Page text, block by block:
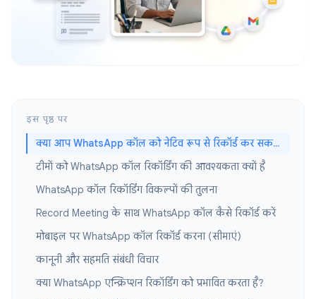
इस पृष्ठ पर
क्या आप WhatsApp कॉल को नेटिव रूप से रिकॉर्ड कर सकते हैं?
टीमों को WhatsApp कॉल रिकॉर्डिंग की आवश्यकता क्यों है
WhatsApp कॉल रिकॉर्डिंग विकल्पों की तुलना
Record Meeting के साथ WhatsApp कॉल कैसे रिकॉर्ड करें
मोबाइल पर WhatsApp कॉल रिकॉर्ड करना (सीमाएं)
कानूनी और सहमति संबंधी विचार
क्या WhatsApp एन्क्रिप्शन रिकॉर्डिंग को प्रभावित करता है?